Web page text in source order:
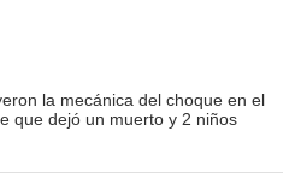
la mecánica del choque en el
que dejó un muerto y 2 niños